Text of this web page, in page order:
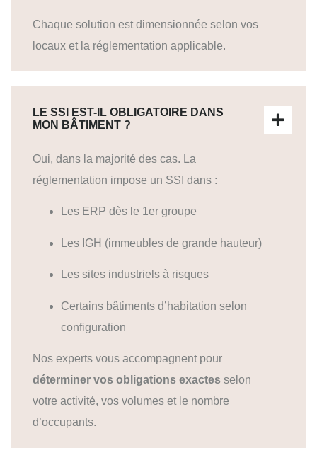
Chaque solution est dimensionnée selon vos
locaux et la réglementation applicable.
LE SSI EST-IL OBLIGATOIRE DANS
MON BÂTIMENT ?
Oui, dans la majorité des cas. La
réglementation impose un SSI dans :
Les ERP dès le 1er groupe
Les IGH (immeubles de grande hauteur)
Les sites industriels à risques
Certains bâtiments d’habitation selon
configuration
Nos experts vous accompagnent pour
déterminer vos obligations exactes selon
votre activité, vos volumes et le nombre
d’occupants.